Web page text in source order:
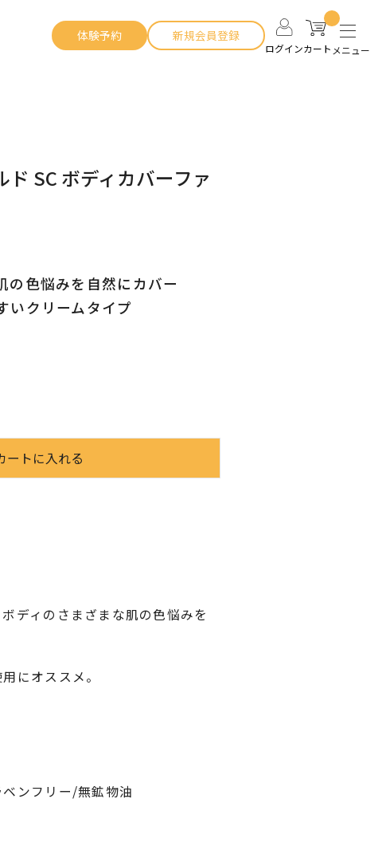
体験予約 新規会員登録
ログインカート メニュー
SC ボディカバーファ
の色悩みを自然にカバー
いクリームタイプ
ディのさまざまな肌の色悩みを
にオススメ。
ンフリー/無鉱物油